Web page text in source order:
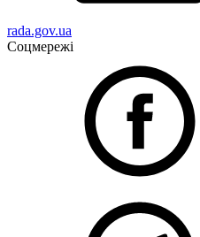
rada.gov.ua
Соцмережі